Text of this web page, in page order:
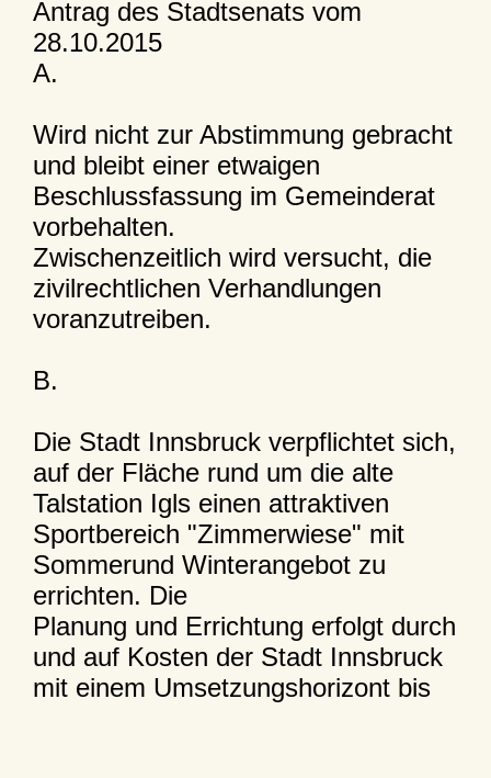
Antrag des Stadtsenats vom
28.10.2015
A.
Wird nicht zur Abstimmung gebracht
und bleibt einer etwaigen
Beschlussfassung im Gemeinderat
vorbehalten.
Zwischenzeitlich wird versucht, die
zivilrechtlichen Verhandlungen
voranzutreiben.
B.
Die Stadt Innsbruck verpflichtet sich,
auf der Fläche rund um die alte
Talstation Igls einen attraktiven
Sportbereich "Zimmerwiese" mit
Sommerund Winterangebot zu
errichten. Die
Planung und Errichtung erfolgt durch
und auf Kosten der Stadt Innsbruck
mit einem Umsetzungshorizont bis